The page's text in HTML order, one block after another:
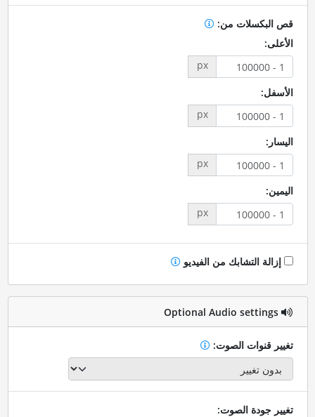
قص البكسلات من:
الأعلى:
px
الأسفل:
px
اليسار:
px
اليمين:
px
إزالة التشابك من الفيديو
Optional Audio settings
تغيير قنوات الصوت:
تغيير جودة الصوت: